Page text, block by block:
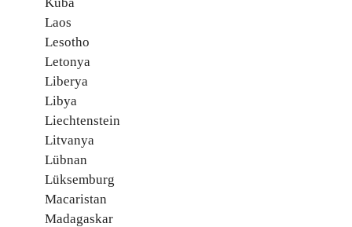
Laos
Lesotho
Letonya
Liberya
Libya
Liechtenstein
Litvanya
Lübnan
Lüksemburg
Macaristan
Madagaskar